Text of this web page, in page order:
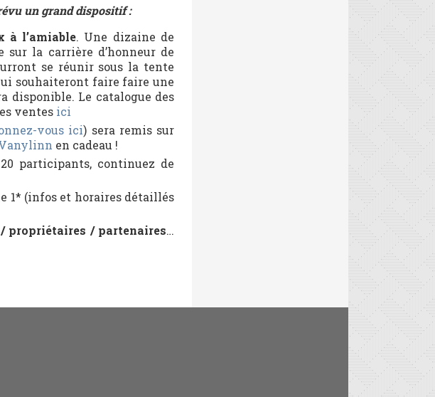
un grand dispositif :
à l’amiable. Une dizaine de
la carrière d’honneur de
se réunir sous la tente
souhaiteront faire faire une
disponible. Le catalogue des
ventes ici
vous ici) sera remis sur
en cadeau !
participants, continuez de
1* (infos et horaires détaillés
propriétaires / partenaires…